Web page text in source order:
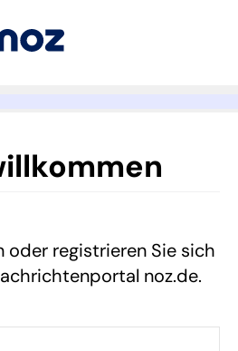
oder registrieren Sie sich
noz.de.